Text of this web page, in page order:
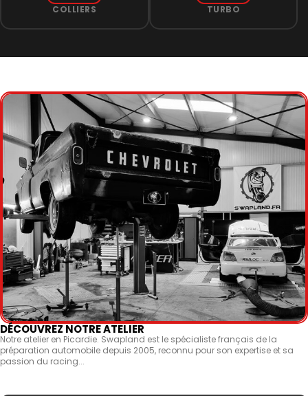
COLLIERS TURBO
DÉCOUVREZ NOTRE ATELIER
Notre atelier en Picardie. Swapland est le spécialiste français de la
préparation automobile depuis 2005, reconnu pour son expertise et sa
passion du racing...